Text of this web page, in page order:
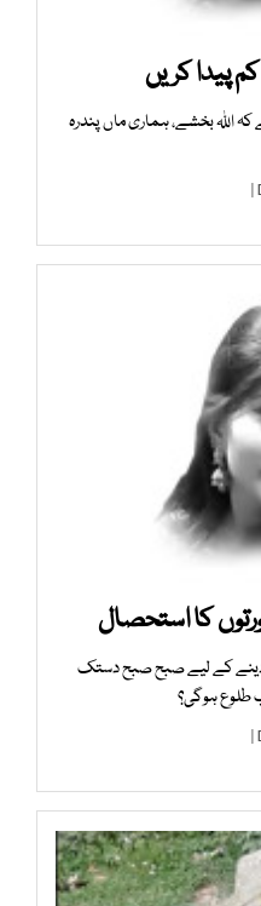
پیدا کریں
اللہ بخشے، ہماری ماں پندرہ
کا استحصال
دینے کے لیے صبح صبح دستک
طلوع ہوگی؟